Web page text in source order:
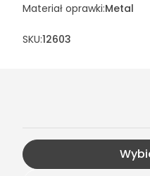
Materiał oprawki:Metal
SKU:12603